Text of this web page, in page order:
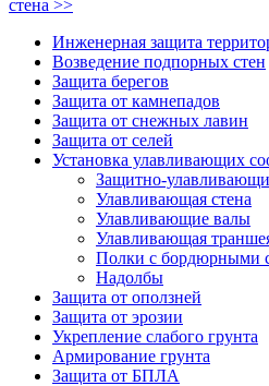
стена >>
Инженерная защита
Возведение подпорных стен
Защита берегов
Защита от камнепадов
Защита от снежных лавин
Защита от селей
Установка улавливающих
Защитно-
Улавливающая стена
Улавливающие валы
Улавливающая
Полки с бордюрными
Надолбы
Защита от оползней
Защита от эрозии
Укрепление слабого грунта
Армирование грунта
Защита от БПЛА